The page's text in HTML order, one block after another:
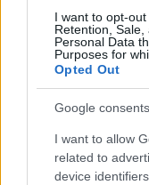
I want to opt-
Retention,
Personal Data
Purposes for
Opted Out
Google consents
I want to allow
related to
device
VILÁG